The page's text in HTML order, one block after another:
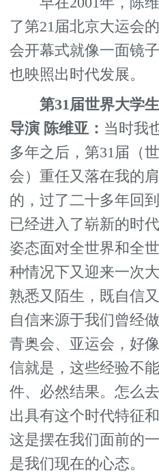
了第21届北京大运会
会开幕式就像一面镜
也映照出时代发展。
第31届世界大学
导演 陈维亚： 当时我
多年之后，第31届（
会）重任又落在我的
的，过了二十多年回
已经进入了崭新的时
姿态面对全世界和全
种情况下又迎来一次
熟悉又陌生，既自信
自信来源于我们曾经
青奥会、亚运会，好
信就是，这些经验不
件、必然结果。怎么
出具有这个时代特征
这是摆在我们面前的
是我们现在的心态。